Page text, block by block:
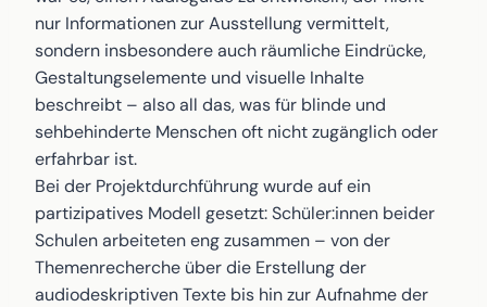
nur Informationen zur Ausstellung vermittelt,
sondern insbesondere auch räumliche Eindrücke,
Gestaltungselemente und visuelle Inhalte
beschreibt – also all das, was für blinde und
sehbehinderte Menschen oft nicht zugänglich oder
erfahrbar ist.
Bei der Projektdurchführung wurde auf ein
partizipatives Modell gesetzt: Schüler:innen beider
Schulen arbeiteten eng zusammen – von der
Themenrecherche über die Erstellung der
audiodeskriptiven Texte bis hin zur Aufnahme der